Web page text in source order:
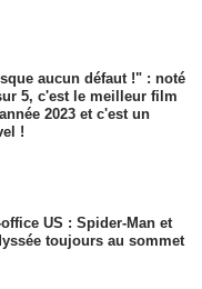
aucun défaut !" : noté
5, c'est le meilleur film
2023 et c'est un
!
office US : Spider-Man et
toujours au sommet